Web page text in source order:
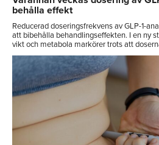
behålla effekt
Reducerad doseringsfrekvens av GLP-1-
att bibehålla behandlingseffekten. I en ny
vikt och metabola markörer trots att